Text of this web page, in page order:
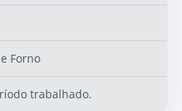
Forno
trabalhado.